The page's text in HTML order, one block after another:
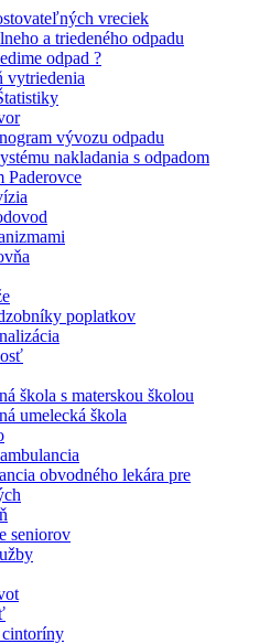
vreciek
a triedeného odpadu
odpad ?
vytriedenia
vývozu odpadu
nakladania s odpadom
Paderovce
poplatkov
škola s materskou školou
umelecká škola
obvodného lekára pre
seniorov